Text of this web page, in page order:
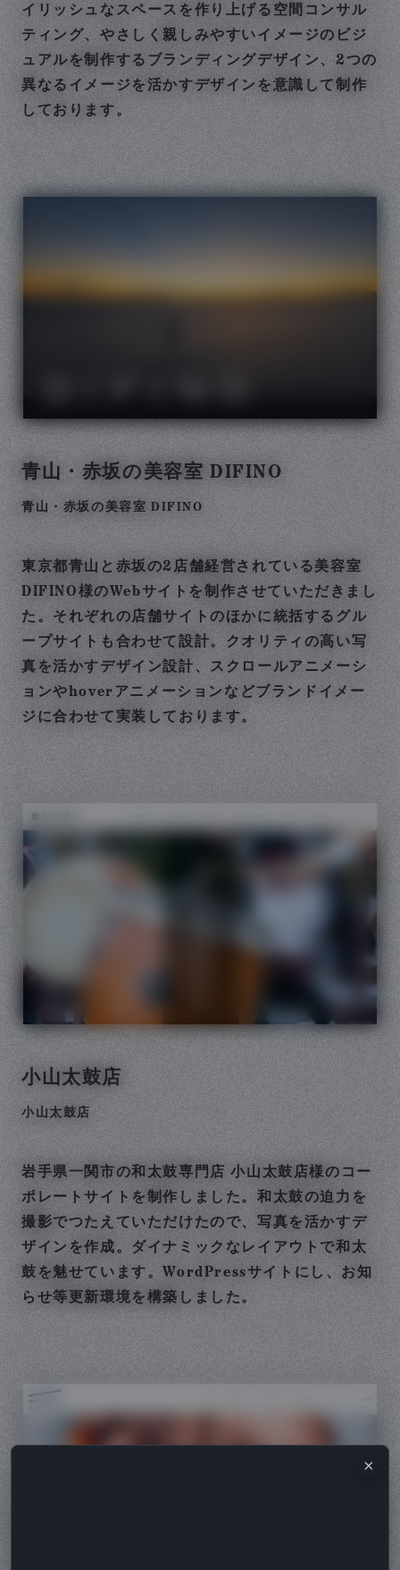
イリッシュなスペースを作り上げる空間コンサル
ティング、やさしく親しみやすいイメージのビジ
ュアルを制作するブランディングデザイン、2つの
異なるイメージを活かすデザインを意識して制作
しております。
青山・赤坂の美容室 DIFINO
青山・赤坂の美容室 DIFINO
東京都青山と赤坂の2店舗経営されている美容室
DIFINO様のWebサイトを制作させていただきまし
た。それぞれの店舗サイトのほかに統括するグル
ープサイトも合わせて設計。クオリティの高い写
真を活かすデザイン設計、スクロールアニメーシ
ョンやhoverアニメーションなどブランドイメー
ジに合わせて実装しております。
小山太鼓店
小山太鼓店
岩手県一関市の和太鼓専門店 小山太鼓店様のコー
ポレートサイトを制作しました。和太鼓の迫力を
撮影でつたえていただけたので、写真を活かすデ
ザインを作成。ダイナミックなレイアウトで和太
鼓を魅せています。WordPressサイトにし、お知
らせ等更新環境を構築しました。
×